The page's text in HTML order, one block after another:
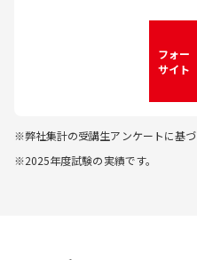
フォー
サイト
※弊社集計の受講生アンケートに基づ
※2025年度試験の実績です。